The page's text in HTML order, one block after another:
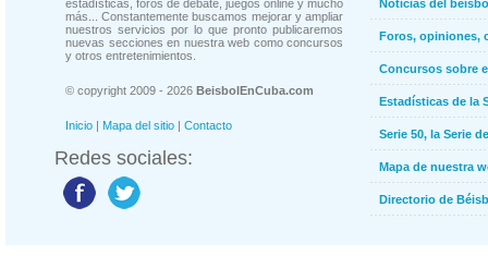
estadísticas, foros de debate, juegos online y mucho
más... Constantemente buscamos mejorar y ampliar
nuestros servicios por lo que pronto publicaremos
nuevas secciones en nuestra web como concursos
y otros entretenimientos.
© copyright 2009 - 2026 BeisbolEnCuba.com
Inicio | Mapa del sitio | Contacto
Redes sociales:
Noticias del
Foros, opiniones,
Concursos sobre
Estadísticas de la
Serie 50, la Serie
Mapa de nuestra
Directorio de